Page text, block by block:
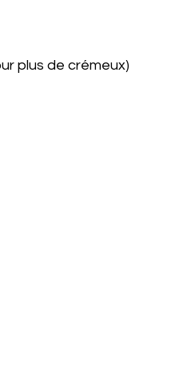
plus de crémeux)